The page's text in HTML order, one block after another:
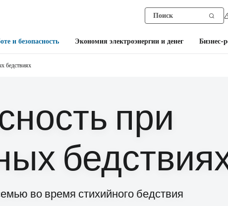
и безопасность Экономия электроэнергии и денег Бизнес-
бедствиях
при
во время стихийного бедствия